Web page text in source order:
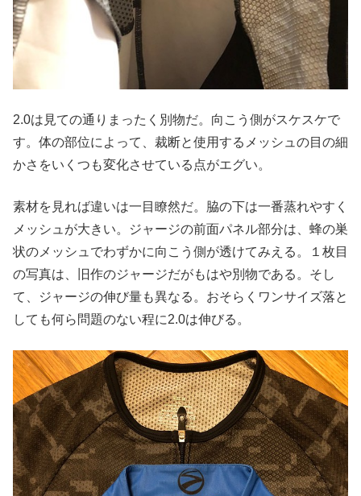
2.0は見ての通りまったく別物だ。向こう側がスケスケで
す。体の部位によって、裁断と使用するメッシュの目の細
かさをいくつも変化させている点がエグい。
素材を見れば違いは一目瞭然だ。脇の下は一番蒸れやすく
メッシュが大きい。ジャージの前面パネル部分は、蜂の巣
状のメッシュでわずかに向こう側が透けてみえる。１枚目
の写真は、旧作のジャージだがもはや別物である。そし
て、ジャージの伸び量も異なる。おそらくワンサイズ落と
しても何ら問題のない程に2.0は伸びる。